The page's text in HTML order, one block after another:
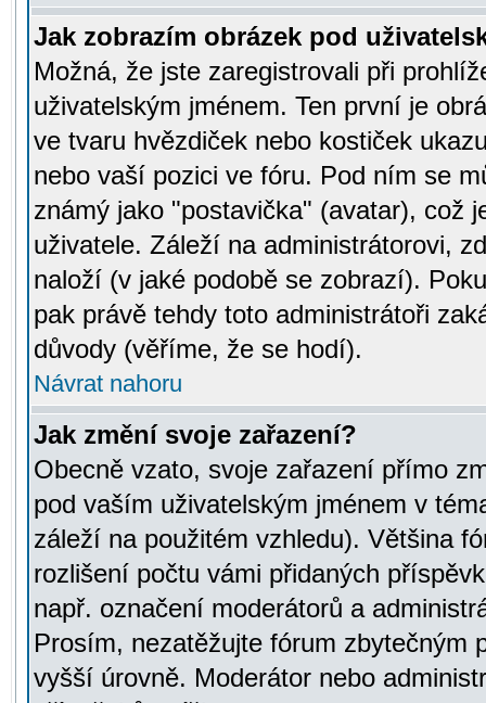
Jak zobrazím obrázek pod
Možná, že jste zaregistrovali při
uživatelským jménem. Ten první je
ve tvaru hvězdiček nebo kostiček
nebo vaší pozici ve fóru. Pod ním se
známý jako "postavička" (avatar), což
uživatele. Záleží na administrátorovi,
naloží (v jaké podobě se zobrazí).
pak právě tehdy toto administrátoři
důvody (věříme, že se hodí).
Návrat nahoru
Jak změní svoje zařazení?
Obecně vzato, svoje zařazení přímo
pod vaším uživatelským jménem v
záleží na použitém vzhledu). Většina
rozlišení počtu vámi přidaných
např. označení moderátorů a
Prosím, nezatěžujte fórum zbytečným
vyšší úrovně. Moderátor nebo